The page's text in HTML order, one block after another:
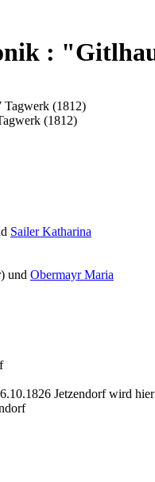
:
Tagwerk (1812)
(1812)
Sailer Katharina
und Obermayr Maria
Jetzendorf wird